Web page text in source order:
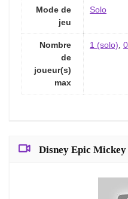
Mode de
jeu
Solo
Nombre
de
joueur(s)
max
1 (solo)
Disney Epic Mickey